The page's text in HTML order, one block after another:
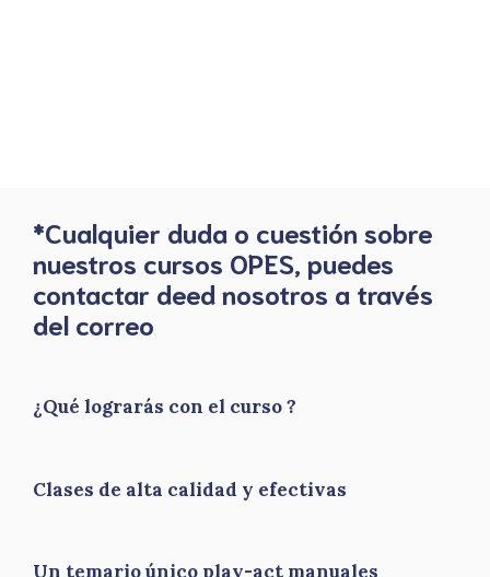
*Cualquier duda o cuestión sobre
nuestros cursos OPES, puedes
contactar deed nosotros a través
del correo
¿Qué lograrás con el curso ?
Clases de alta calidad y efectivas
Un temario único play-act manuales